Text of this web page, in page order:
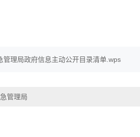
管理局政府信息主动公开目录清单.wps
管理局